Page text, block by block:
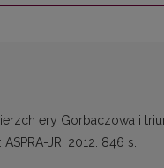
ery Gorbaczowa i
JR, 2012. 846 s.